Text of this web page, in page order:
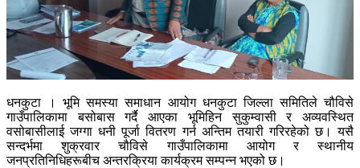
धनकुटा । भूमि समस्या समाधान आयोग धनकुटा जिल्ला समितिले चौविसे
गाउँपालिकामा बसोबास गर्दै आएका भूमिहिन सुकुम्वासी र अव्यवस्थित
वसोबासीलाई जग्गा धनी पूर्जा वितरण गर्न अन्तिम तयारी गरिरहेको छ। यसै
सन्दर्भमा शुक्रवार चौविसे गाउँपालिकामा आयोग र स्थानीय
जनप्रतिनिधिहरूबीच अन्तरक्रिया कार्यक्रम सम्पन्न भएको छ।